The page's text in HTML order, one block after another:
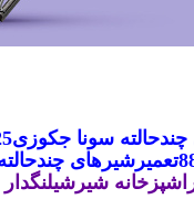
سونا جکوزی
شیرهای
شیرشیلنگدار